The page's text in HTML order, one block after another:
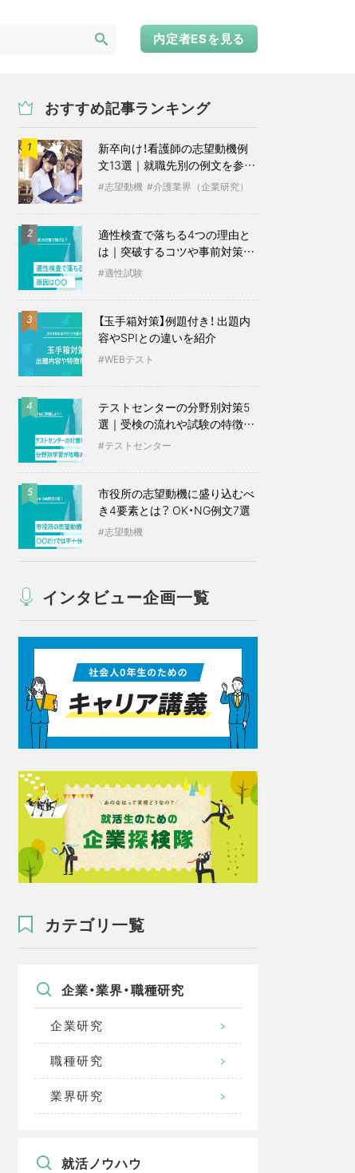
内定者ESを見る
おすすめ記事ランキング
1
新卒向け！看護師の志望動機例
文13選｜就職先別の例文を参考
に志望動機 介護業界（企業研究）
2
適性検査で落ちる4つの理由と
は｜突破するコツや事前対策も
紹介
適性試験
3
【玉手箱対策】例題付き！ 出題内
容やSPIとの違いを紹介
WEBテスト
4
テストセンターの分野別対策5
選｜受検の流れや試験の特徴も
紹介
テストセンター
5
市役所の志望動機に盛り込むべ
き4要素とは？ OK・NG例文7選
志望動機
インタビュー企画一覧
カテゴリ一覧
企業・業界・職種研究
企業研究
職種研究
業界研究
就活ノウハウ